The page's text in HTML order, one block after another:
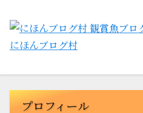
にほんブログ村
プロフィール